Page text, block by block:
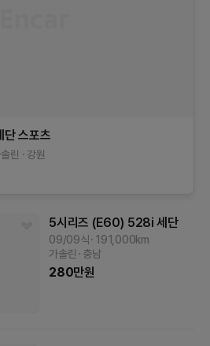
스포츠
린 강원
5시리즈 (E60) 528i 세단
09/09식 191,000km
가솔린
충남
280만원